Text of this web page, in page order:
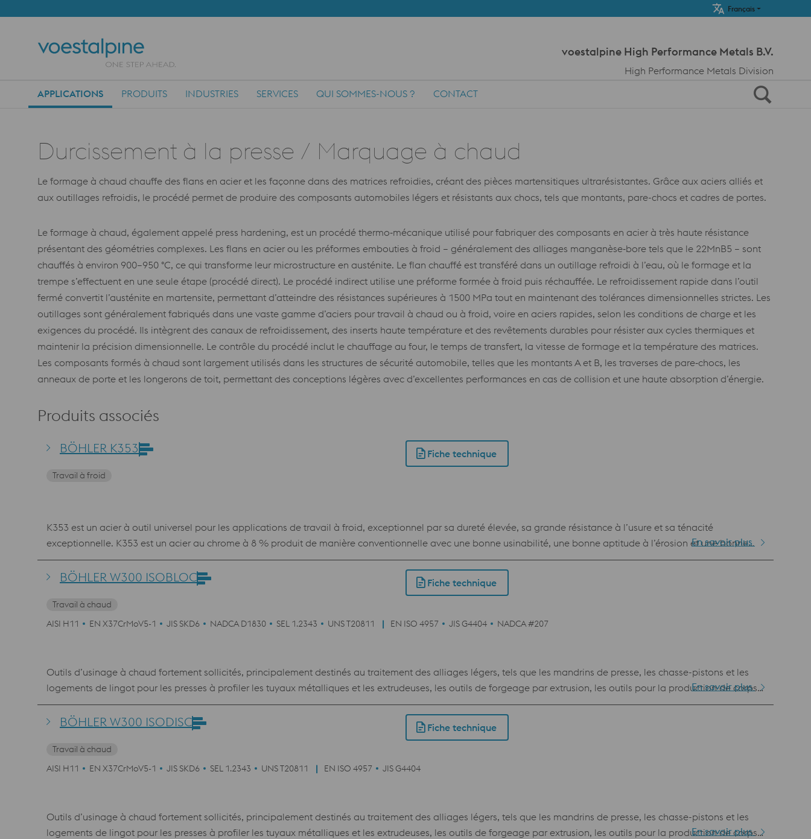
Français
voestalpine High Performance Metals B.V.
High Performance Metals Division
APPLICATIONS PRODUITS INDUSTRIES SERVICES QUI SOMMES-NOUS ? CONTACT
Durcissement à la presse / Marquage à chaud
Le formage à chaud chauffe des flans en acier et les façonne dans des matrices refroidies, créant des pièces martensitiques ultrarésistantes. Grâce aux aciers alliés et
aux outillages refroidis, le procédé permet de produire des composants automobiles légers et résistants aux chocs, tels que montants, pare-chocs et cadres de portes.
Le formage à chaud, également appelé press hardening, est un procédé thermo‑mécanique utilisé pour fabriquer des composants en acier à très haute résistance
présentant des géométries complexes. Les flans en acier ou les préformes embouties à froid – généralement des alliages manganèse‑bore tels que le 22MnB5 – sont
chauffés à environ 900–950 °C, ce qui transforme leur microstructure en austénite. Le flan chauffé est transféré dans un outillage refroidi à l’eau, où le formage et la
trempe s’effectuent en une seule étape (procédé direct). Le procédé indirect utilise une préforme formée à froid puis réchauffée. Le refroidissement rapide dans l’outil
fermé convertit l’austénite en martensite, permettant d’atteindre des résistances supérieures à 1500 MPa tout en maintenant des tolérances dimensionnelles strictes. Les
outillages sont généralement fabriqués dans une vaste gamme d’aciers pour travail à chaud ou à froid, voire en aciers rapides, selon les conditions de charge et les
exigences du procédé. Ils intègrent des canaux de refroidissement, des inserts haute température et des revêtements durables pour résister aux cycles thermiques et
maintenir la précision dimensionnelle. Le contrôle du procédé inclut le chauffage au four, le temps de transfert, la vitesse de formage et la température des matrices.
Les composants formés à chaud sont largement utilisés dans les structures de sécurité automobile, telles que les montants A et B, les traverses de pare‑chocs, les
anneaux de porte et les longerons de toit, permettant des conceptions légères avec d’excellentes performances en cas de collision et une haute absorption d’énergie.
Produits associés
BÖHLER K353 Fiche technique
Travail à froid
K353 est un acier à outil universel pour les applications de travail à froid, exceptionnel par sa dureté élevée, sa grande résistance à l’usure et sa ténacité
exceptionnelle. K353 est un acier au chrome à 8 % produit de manière conventionnelle avec une bonne usinabilité, une bonne aptitude à l’érosion et une bonne
stabilité dimensionnelle.
En savoir plus
BÖHLER W300 ISOBLOC Fiche technique
Travail à chaud
AISI H11
EN X37CrMoV5-1 JIS SKD6 NADCA D1830 SEL 1.2343 UNS T20811 EN ISO 4957 JIS G4404 NADCA #207
Outils d’usinage à chaud fortement sollicités, principalement destinés au traitement des alliages légers, tels que les mandrins de presse, les chasse-pistons et les
logements de lingot pour les presses à profiler les tuyaux métalliques et les extrudeuses, les outils de forgeage par extrusion, les outils pour la production de corps
creux, les outils pour la production de vis, écrous, rivets et boulons. Outils de moulage sous pression, matrices pour mouleuse sous pression, inserts de matrice,
lames de cisaillage à chaud, moules en plastique.
En savoir plus
BÖHLER W300 ISODISC Fiche technique
Travail à chaud
AISI H11
EN X37CrMoV5-1 JIS SKD6 SEL 1.2343 UNS T20811 EN ISO 4957 JIS G4404
Outils d’usinage à chaud fortement sollicités, principalement destinés au traitement des alliages légers, tels que les mandrins de presse, les chasse-pistons et les
logements de lingot pour les presses à profiler les tuyaux métalliques et les extrudeuses, les outils de forgeage par extrusion, les outils pour la production de corps
En savoir plus